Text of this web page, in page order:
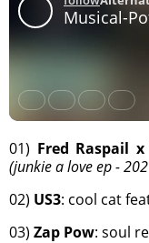
01) Fred Raspail
(junkie a love ep -
02) US3: cool cat
03) Zap Pow: soul